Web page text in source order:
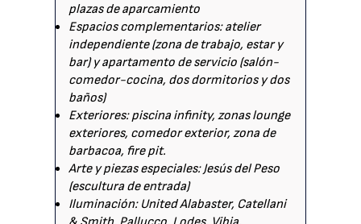
plazas de aparcamiento
Espacios complementarios: atelier
independiente (zona de trabajo, estar y
bar) y apartamento de servicio (salón-
comedor-cocina, dos dormitorios y dos
baños)
Exteriores: piscina infinity, zonas lounge
exteriores, comedor exterior, zona de
barbacoa, fire pit.
Arte y piezas especiales: Jesús del Peso
(escultura de entrada)
Iluminación: United Alabaster, Catellani